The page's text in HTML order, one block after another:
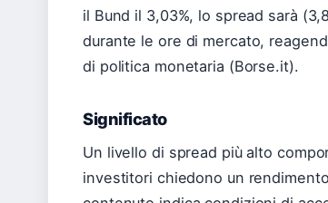
il Bund il 3,03%, lo spread sarà
durante le ore di mercato,
di politica monetaria (Borse.it).
Significato
Un livello di spread più alto
investitori chiedono un